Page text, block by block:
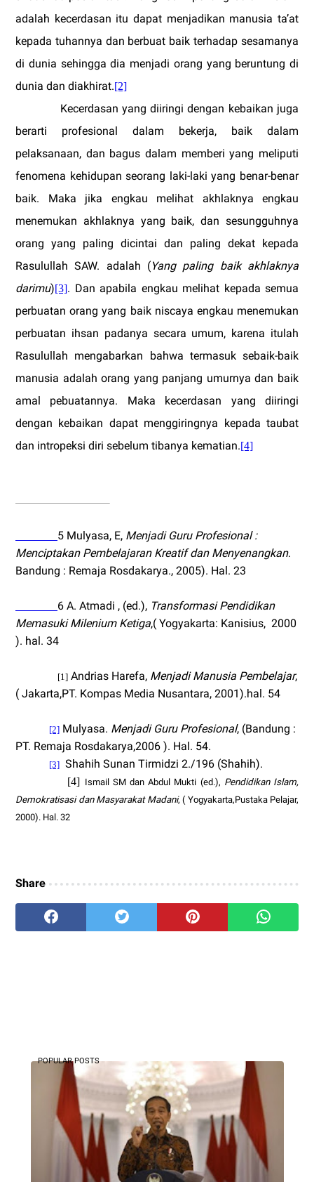
adalah kecerdasan itu dapat menjadikan manusia ta’at
kepada tuhannya dan berbuat baik terhadap sesamanya
di dunia sehingga dia menjadi orang yang beruntung di
dunia dan diakhirat.[2]
Kecerdasan yang diiringi dengan kebaikan juga
berarti profesional dalam bekerja, baik dalam
pelaksanaan, dan bagus dalam memberi yang meliputi
fenomena kehidupan seorang laki-laki yang benar-benar
baik. Maka jika engkau melihat akhlaknya engkau
menemukan akhlaknya yang baik, dan sesungguhnya
orang yang paling dicintai dan paling dekat kepada
Rasulullah SAW. adalah (Yang paling baik akhlaknya
darimu)[3]. Dan apabila engkau melihat kepada semua
perbuatan orang yang baik niscaya engkau menemukan
perbuatan ihsan padanya secara umum, karena itulah
Rasulullah mengabarkan bahwa termasuk sebaik-baik
manusia adalah orang yang panjang umurnya dan baik
amal pebuatannya. Maka kecerdasan yang diiringi
dengan kebaikan dapat menggiringnya kepada taubat
dan intropeksi diri sebelum tibanya kematian.[4]
5 Mulyasa, E, Menjadi Guru Profesional :
Menciptakan Pembelajaran Kreatif dan Menyenangkan.
Bandung : Remaja Rosdakarya., 2005). Hal. 23
6 A. Atmadi , (ed.), Transformasi Pendidikan
Memasuki Milenium Ketiga,( Yogyakarta: Kanisius, 2000
). hal. 34
[1] Andrias Harefa, Menjadi Manusia Pembelajar,
( Jakarta,PT. Kompas Media Nusantara, 2001).hal. 54
[2] Mulyasa. Menjadi Guru Profesional, (Bandung :
PT. Remaja Rosdakarya,2006 ). Hal. 54.
[3] Shahih Sunan Tirmidzi 2./196 (Shahih).
[4] Ismail SM dan Abdul Mukti (ed.), Pendidikan Islam,
Demokratisasi dan Masyarakat Madani, ( Yogyakarta,Pustaka Pelajar,
2000). Hal. 32
Share
POPULAR POSTS